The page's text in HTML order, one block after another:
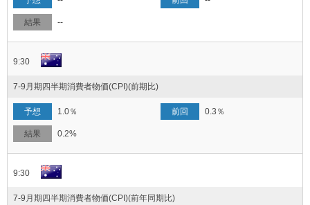
--
9:30
7-9月期四半期消費者物価(CPI)(前期比)
1.0％ 0.3％
0.2%
9:30
7-9月期四半期消費者物価(CPI)(前年同期比)